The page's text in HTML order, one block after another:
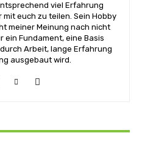
viel Erfahrung
euch zu teilen. Sein Hobby
meiner Meinung nach nicht
ein Fundament, eine Basis
Arbeit, lange Erfahrung
ausgebaut wird.